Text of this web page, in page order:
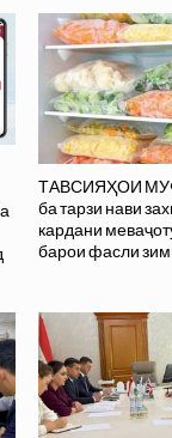
ТАВСИЯҲОИ
ба тарзи нави
кардани
барои фасли